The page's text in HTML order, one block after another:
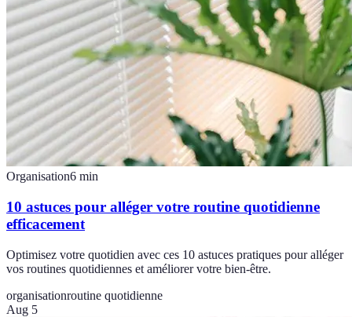
Organisation6 min
10 astuces pour alléger votre routine quotidienne
efficacement
Optimisez votre quotidien avec ces 10 astuces pratiques pour alléger
vos routines quotidiennes et améliorer votre bien-être.
organisationroutine quotidienne
Aug 5